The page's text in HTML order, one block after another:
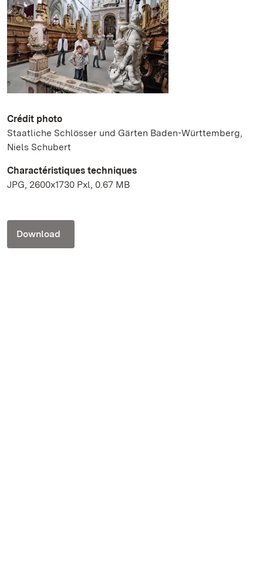
Crédit photo
Staatliche Schlösser und Gärten Baden-Württemberg,
Niels Schubert
Charactéristiques techniques
JPG, 2600x1730 Pxl, 0.67 MB
Download